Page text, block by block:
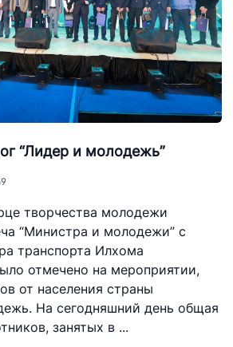
“Лидер и молодежь”
творчества молодежи
“Министра и молодежи” с
транспорта Илхома
отмечено на мероприятии,
от населения страны
На сегодняшний день общая
занятых в ...